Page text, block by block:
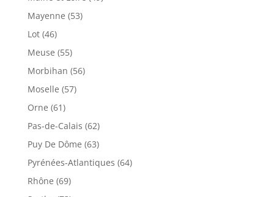
Mayenne (53)
Lot (46)
Meuse (55)
Morbihan (56)
Moselle (57)
Orne (61)
Pas-de-Calais (62)
Puy De Dôme (63)
Pyrénées-Atlantiques (64)
Rhône (69)